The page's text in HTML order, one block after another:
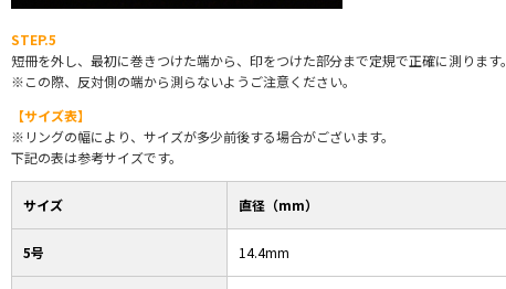
STEP.5
短冊を外し、最初に巻きつけた端から、印をつけた部分まで定規で正確に測ります。
※この際、反対側の端から測らないようご注意ください。
【サイズ表】
※リングの幅により、サイズが多少前後する場合がございます。
下記の表は参考サイズです。
サイズ 直径（mm）
5号 14.4mm